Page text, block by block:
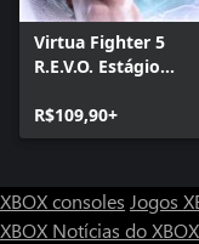
Virtua Fighter 5
R.E.V.O. Estágio
R$109,90+
XBOX consoles Jogos
XBOX Notícias do XBOX